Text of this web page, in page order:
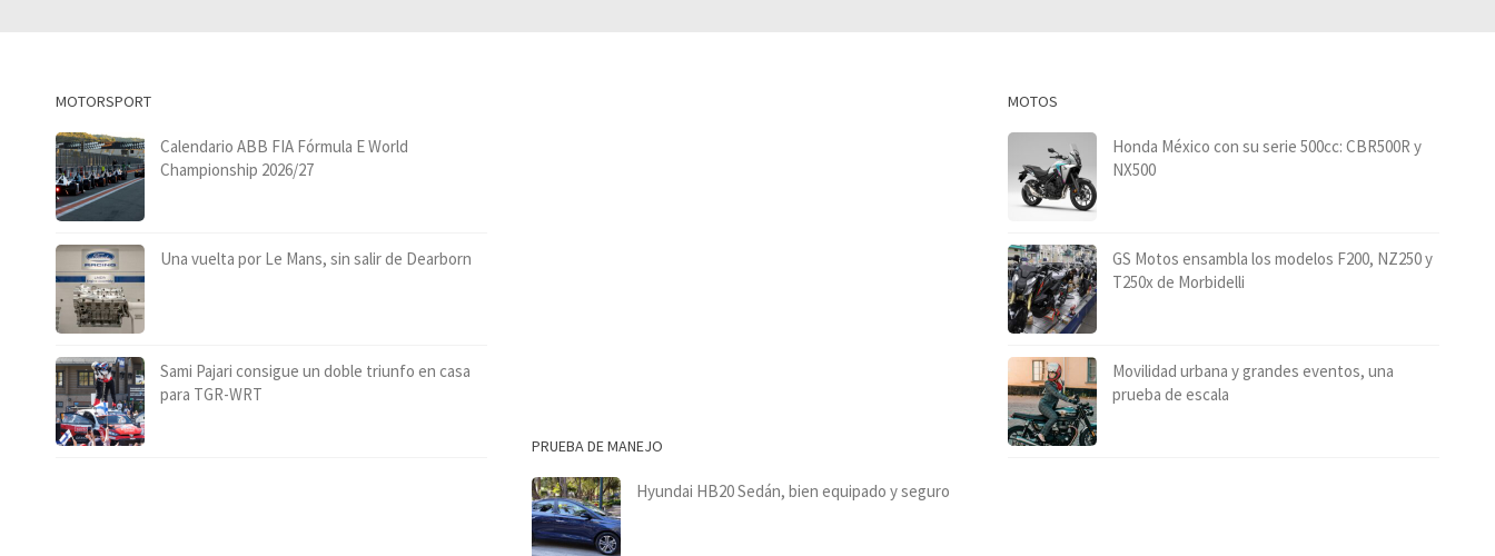
MOTORSPORT
Calendario ABB FIA Fórmula E World
Championship 2026/27
Una vuelta por Le Mans, sin salir de Dearborn
Sami Pajari consigue un doble triunfo en casa
para TGR-WRT
PRUEBA DE MANEJO
Hyundai HB20 Sedán, bien equipado y seguro
MOTOS
Honda México con su serie 500cc: CBR500R y
NX500
GS Motos ensambla los modelos F200, NZ250 y
T250x de Morbidelli
Movilidad urbana y grandes eventos, una
prueba de escala